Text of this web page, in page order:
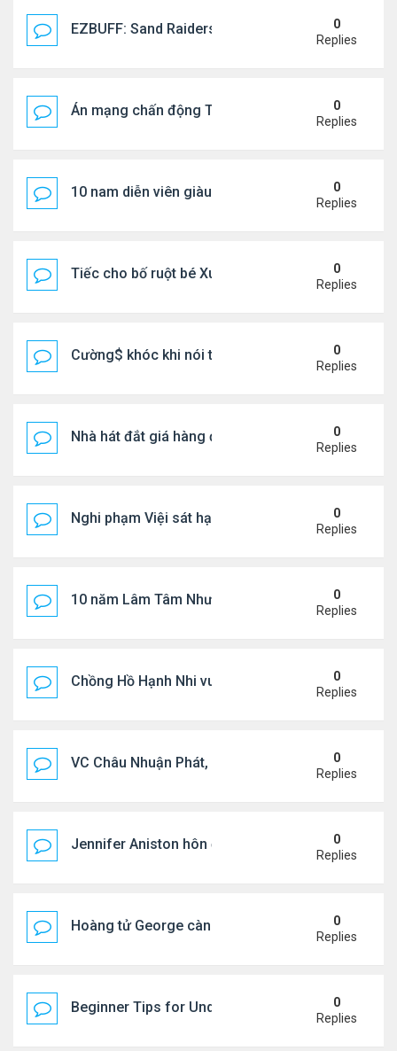
EZBUFF: Sand Raiders of Sophie Farming
0
Replies
Án mạng chấn động Thái lan: hai chị em người
0
Replies
10 nam diễn viên giàu nhất Trung Quốc 2026
0
Replies
Tiếc cho bố ruột bé Xuân Mai ở Mỹ
0
Replies
Cường$ khóc khi nói thật về hôn nhân
0
Replies
Nhà hát đắt giá hàng đầu tg ở VN
0
Replies
Nghi phạm Việi sát hại cụ bà 91 tuổi, phi tang xác
0
Replies
10 năm Lâm Tâm Như - Hoắc Kiến Hoa
0
Replies
Chồng Hồ Hạnh Nhi vui vẻ ôm người cũ của vợ
0
Replies
VC Châu Nhuận Phát, Lưu Gia Linh viếng vợ cũ ..
0
Replies
Jennifer Aniston hôn đắm đuối bạn trai trên du
0
Replies
Hoàng tử George càng lớn càng điển trai0
Replies
Beginner Tips for Understanding Diablo 4 Items
0
Replies